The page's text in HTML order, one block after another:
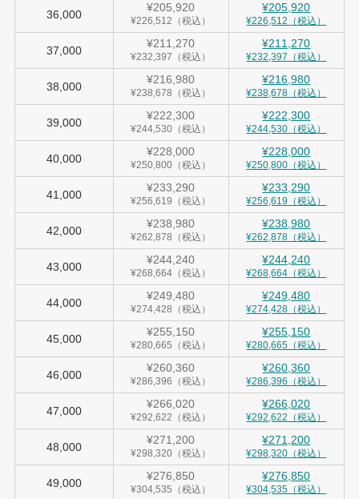
36,000
¥205,920
¥226,512（税込）
¥205,920
¥226,512（税込）
37,000
¥211,270
¥232,397（税込）
¥211,270
¥232,397（税込）
38,000
¥216,980
¥238,678（税込）
¥216,980
¥238,678（税込）
39,000
¥222,300
¥244,530（税込）
¥222,300
¥244,530（税込）
40,000
¥228,000
¥250,800（税込）
¥228,000
¥250,800（税込）
41,000
¥233,290
¥256,619（税込）
¥233,290
¥256,619（税込）
42,000
¥238,980
¥262,878（税込）
¥238,980
¥262,878（税込）
43,000
¥244,240
¥268,664（税込）
¥244,240
¥268,664（税込）
44,000
¥249,480
¥274,428（税込）
¥249,480
¥274,428（税込）
45,000
¥255,150
¥280,665（税込）
¥255,150
¥280,665（税込）
46,000
¥260,360
¥286,396（税込）
¥260,360
¥286,396（税込）
47,000
¥266,020
¥292,622（税込）
¥266,020
¥292,622（税込）
48,000
¥271,200
¥298,320（税込）
¥271,200
¥298,320（税込）
49,000
¥276,850
¥304,535（税込）
¥276,850
¥304,535（税込）